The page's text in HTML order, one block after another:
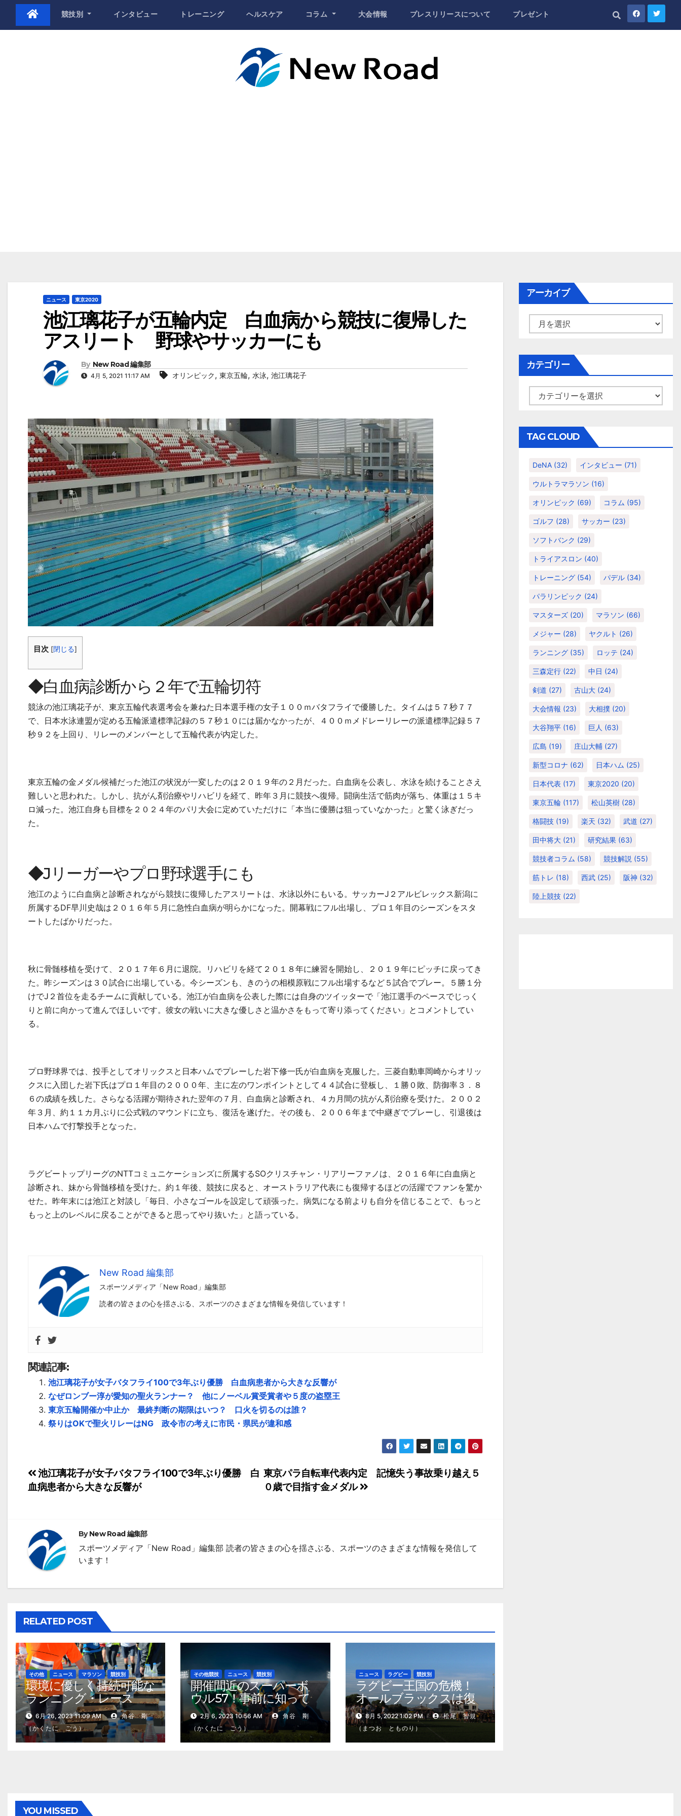
Skip
content
競技別 インタビュー トレーニング ヘルスケア コラム 大会情報 プレスリリースについて プレゼント
ニュース 東京2020
池江璃花子が五輪内定 白血病から競技に復帰した
アスリート 野球やサッカーにも
By New Road 編集部
4月 5, 2021 11:17 AM オリンピック, 東京五輪, 水泳, 池江璃花子
目次 [閉じる]
◆白血病診断から２年で五輪切符
競泳の池江璃花子が、東京五輪代表選考会を兼ねた日本選手権の女子１００ｍバタフライで優勝した。タイムは５７秒７７
で、日本水泳連盟が定める五輪派遣標準記録の５７秒１０には届かなかったが、４００ｍメドレーリレーの派遣標準記録５７
秒９２を上回り、リレーのメンバーとして五輪代表が内定した。
東京五輪の金メダル候補だった池江の状況が一変したのは２０１９年の２月だった。白血病を公表し、水泳を続けることさえ
難しいと思われた。しかし、抗がん剤治療やリハビリを経て、昨年３月に競技へ復帰。闘病生活で筋肉が落ち、体重は１５キ
ロ減った。池江自身も目標を２０２４年のパリ大会に定めていただけに「本当に優勝は狙っていなかった」と驚く泳ぎだっ
た。
◆Jリーガーやプロ野球選手にも
池江のように白血病と診断されながら競技に復帰したアスリートは、水泳以外にもいる。サッカーJ ２アルビレックス新潟に
所属するDF早川史哉は２０１６年５月に急性白血病が明らかになった。開幕戦にフル出場し、プロ１年目のシーズンをスタ
ートしたばかりだった。
秋に骨髄移植を受けて、２０１７年６月に退院。リハビリを経て２０１８年に練習を開始し、２０１９年にピッチに戻ってき
た。昨シーズンは３０試合に出場している。今シーズンも、きのうの相模原戦にフル出場するなど５試合でプレー。５勝１分
けでJ ２首位を走るチームに貢献している。池江が白血病を公表した際には自身のツイッターで「池江選手のペースでじっく
りと前に向かって進んでほしいです。彼女の戦いに大きな優しさと温かさをもって寄り添ってください」とコメントしてい
る。
プロ野球界では、投手としてオリックスと日本ハムでプレーした岩下修一氏が白血病を克服した。三菱自動車岡崎からオリッ
クスに入団した岩下氏はプロ１年目の２０００年、主に左のワンポイントとして４４試合に登板し、１勝０敗、防御率３．８
６の成績を残した。さらなる活躍が期待された翌年の７月、白血病と診断され、４カ月間の抗がん剤治療を受けた。２００２
年３月、約１１カ月ぶりに公式戦のマウンドに立ち、復活を遂げた。その後も、２００６年まで中継ぎでプレーし、引退後は
日本ハムで打撃投手となった。
ラグビートップリーグのNTTコミュニケーションズに所属するSOクリスチャン・リアリーファノは、２０１６年に白血病と
診断され、妹から骨髄移植を受けた。約１年後、競技に戻ると、オーストラリア代表にも復帰するほどの活躍でファンを驚か
せた。昨年末には池江と対談し「毎日、小さなゴールを設定して頑張った。病気になる前よりも自分を信じることで、もっと
もっと上のレベルに戻ることができると思ってやり抜いた」と語っている。
New Road 編集部
スポーツメディア「New Road」編集部
読者の皆さまの心を揺さぶる、スポーツのさまざまな情報を発信しています！
関連記事:
池江璃花子が女子バタフライ100で3年ぶり優勝 白血病患者から大きな反響が
なぜロンブー淳が愛知の聖火ランナー？ 他にノーベル賞受賞者や５度の盗塁王
東京五輪開催か中止か 最終判断の期限はいつ？ 口火を切るのは誰？
祭りはOKで聖火リレーはNG 政令市の考えに市民・県民が違和感
投
稿
ビ
ゲ
ー
シ
ョ
ン
東京パラ自転車代表内定 記憶失う事故乗り越え５
０歳で目指す金メダル
池江璃花子が女子バタフライ100で3年ぶり優勝 白
血病患者から大きな反響が
ByNew Road 編集部
スポーツメディア「New Road」編集部 読者の皆さまの心を揺さぶる、スポーツのさまざまな情報を発信して
います！
RELATED POST
その他 ニュース マラソン 競技別
環境に優しく持続可能な
ランニング・レース
を。世界で広がる試み
6月 26, 2023 11:09 AM
角谷 剛
（かくたに ごう）
その他競技 ニュース 競技別
開催間近のスーパーボ
ウル57！事前に知って
おくべきことや注目選
手
2月 6, 2023 10:56 AM
角谷 剛
（かくたに ごう）
ニュース ラグビー 競技別
ラグビー王国の危機！
オールブラックスは復
活できるか
8月 5, 2022 1:02 PM
松尾 智規
（まつお とものり）
アーカイブ
ー
イ
ブ
カテゴリー
テ
リ
ー
TAG CLOUD
DeNA (32) インタビュー (71)
ウルトラマラソン (16)
オリンピック (69) コラム (95)
ゴルフ (28) サッカー (23)
ソフトバンク (29)
トライアスロン (40)
トレーニング (54) パデル (34)
パラリンピック (24)
マスターズ (20) マラソン (66)
メジャー (28) ヤクルト (26)
ランニング (35) ロッテ (24)
三森定行 (22) 中日 (24)
剣道 (27) 古山大 (24)
大会情報 (23) 大相撲 (20)
大谷翔平 (16) 巨人 (63)
広島 (19) 庄山大輔 (27)
新型コロナ (62) 日本ハム (25)
日本代表 (17) 東京2020 (20)
東京五輪 (117) 松山英樹 (28)
格闘技 (19) 楽天 (32) 武道 (27)
田中将大 (21) 研究結果 (63)
競技者コラム (58) 競技解説 (55)
筋トレ (18) 西武 (25) 阪神 (32)
陸上競技 (22)
YOU MISSED